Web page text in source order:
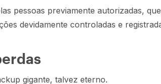
pessoas previamente autorizadas,
devidamente controladas e
gigante, talvez eterno.